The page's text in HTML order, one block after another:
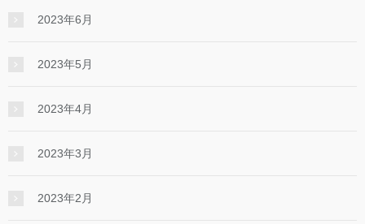
2023年6月
2023年5月
2023年4月
2023年3月
2023年2月